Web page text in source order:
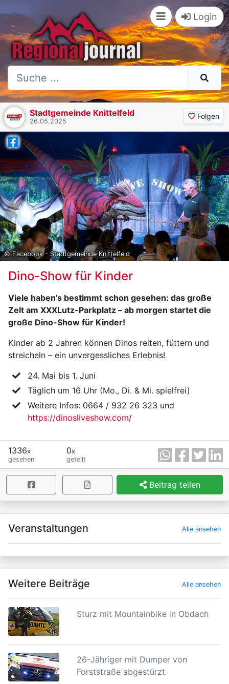
Login
Stadtgemeinde Knittelfeld
26.05.2025
Folgen
© Facebook - Stadtgemeinde Knittelfeld
Dino-Show für Kinder
Viele haben’s bestimmt schon gesehen: das große
Zelt am XXXLutz-Parkplatz – ab morgen startet die
große Dino-Show für Kinder!
Kinder ab 2 Jahren können Dinos reiten, füttern und
streicheln – ein unvergessliches Erlebnis!
24. Mai bis 1. Juni
Täglich um 16 Uhr (Mo., Di. & Mi. spielfrei)
Weitere Infos: 0664 / 932 26 323 und
https://dinosliveshow.com/
1336x
gesehen
0x
geteilt
Beitrag teilen
×
Veranstaltungen Alle ansehen
Weitere Beiträge Alle ansehen
Sturz mit Mountainbike in Obdach
26-Jähriger mit Dumper von
Forststraße abgestürzt